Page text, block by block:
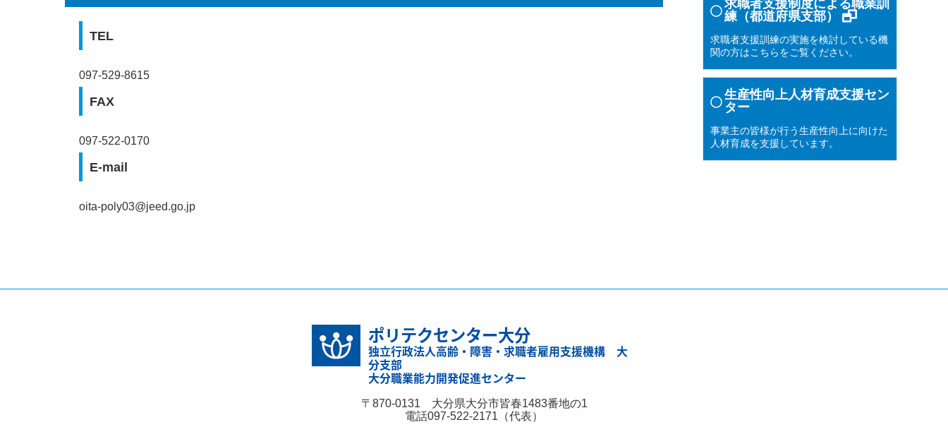
TEL
097-529-8615
FAX
097-522-0170
E-mail
oita-poly03@jeed.go.jp
求職者支援制度による職業訓
練（都道府県支部）
求職者支援訓練の実施を検討している機
関の方はこちらをご覧ください。
生産性向上人材育成支援セン
ター
事業主の皆様が行う生産性向上に向けた
人材育成を支援しています。
ポリテクセンター大分
独立行政法人高齢・障害・求職者雇用支援機構 大
分支部
大分職業能力開発促進センター
〒870-0131 大分県大分市皆春1483番地の1
電話097-522-2171（代表）